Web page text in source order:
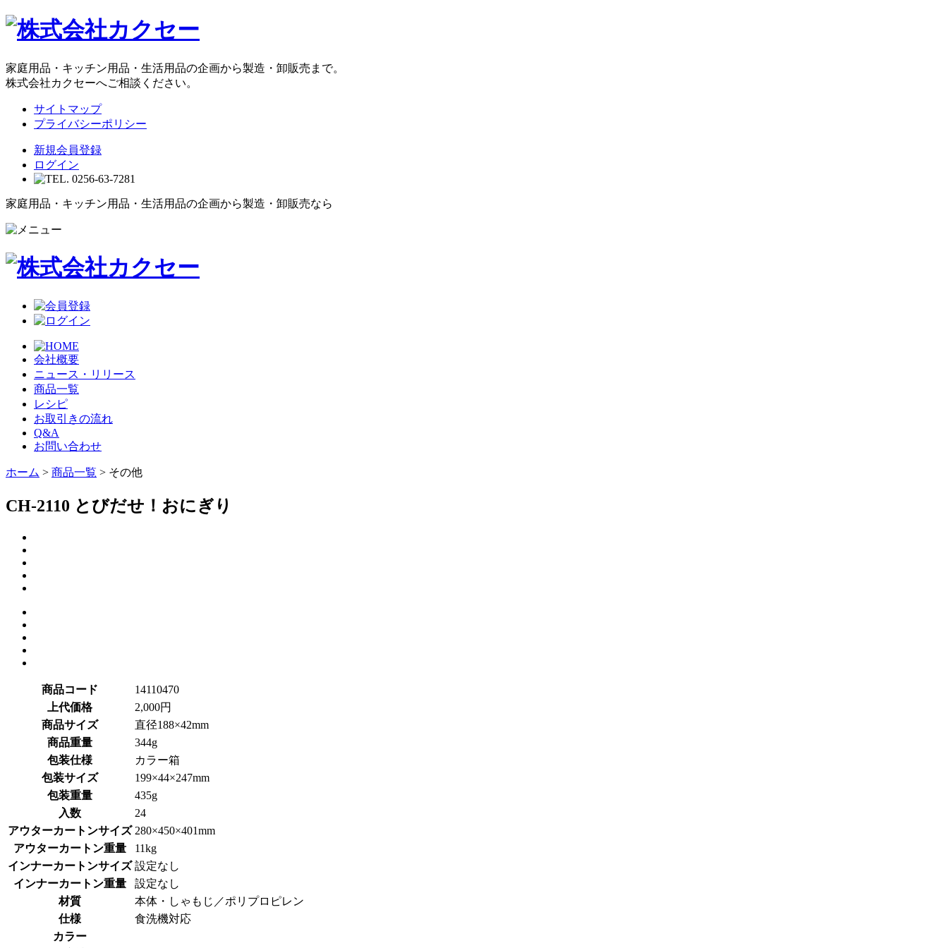
家庭用品・キッチン用品・生活用品の企画から製造・卸販売まで。
株式会社カクセーへご相談ください。
サイトマップ
プライバシーポリシー
新規会員登録
ログイン
家庭用品・キッチン用品・生活用品の企画から製造・卸販売なら
会社概要
ニュース・リリース
商品一覧
レシピ
お取引きの流れ
Q&A
お問い合わせ
ホーム > 商品一覧 > その他
CH-2110 とびだせ！おにぎり
商品コード
14110470
上代価格
2,000円
商品サイズ
直径188×42mm
商品重量
344g
包装仕様
カラー箱
包装サイズ
199×44×247mm
包装重量
435g
入数
24
アウターカートンサイズ 280×450×401mm
アウターカートン重量
11kg
インナーカートンサイズ 設定なし
インナーカートン重量
設定なし
材質
本体・しゃもじ／ポリプロピレン
仕様
食洗機対応
カラー